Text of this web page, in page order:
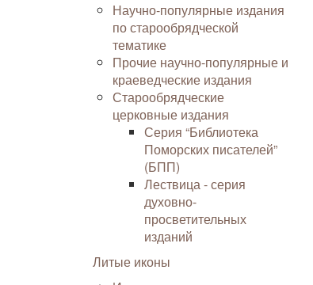
Научно-популярные издания
по старообрядческой
тематике
Прочие научно-популярные и
краеведческие издания
Старообрядческие
церковные издания
Серия “Библиотека
Поморских писателей”
(БПП)
Лествица - серия
духовно-
просветительных
изданий
Литые иконы